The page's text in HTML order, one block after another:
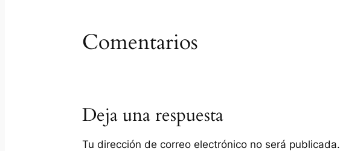
Comentarios
Deja una respuesta
Tu dirección de correo electrónico no será publicada.